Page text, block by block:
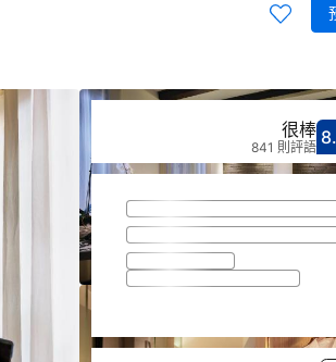
很棒
841 則評語